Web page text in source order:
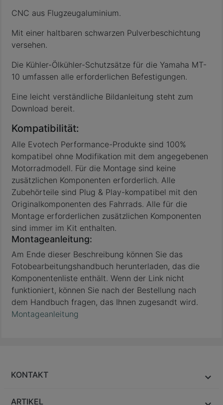
CNC aus Flugzeugaluminium.
Mit einer haltbaren schwarzen Pulverbeschichtung
versehen.
Die Kühler-Ölkühler-Schutzsätze für die Yamaha MT-
10 umfassen alle erforderlichen Befestigungen.
Eine leicht verständliche Bildanleitung steht zum
Download bereit.
Kompatibilität:
Alle Evotech Performance-Produkte sind 100%
kompatibel ohne Modifikation mit dem angegebenen
Motorradmodell. Für die Montage sind keine
zusätzlichen Komponenten erforderlich. Alle
Zubehörteile sind Plug & Play-kompatibel mit den
Originalkomponenten des Fahrrads. Alle für die
Montage erforderlichen zusätzlichen Komponenten
sind immer im Kit enthalten.
Montageanleitung:
Am Ende dieser Beschreibung können Sie das
Fotobearbeitungshandbuch herunterladen, das die
Komponentenliste enthält. Wenn der Link nicht
funktioniert, können Sie nach der Bestellung nach
dem Handbuch fragen, das Ihnen zugesandt wird.
Montageanleitung
KONTAKT
ARTIKEL